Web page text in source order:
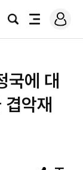
검
전
로
그
국에 대
악재